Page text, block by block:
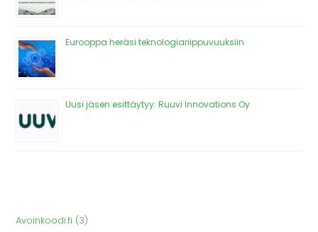
Eurooppa heräsi teknologiariippuvuuksiin
Uusi jäsen esittäytyy: Ruuvi Innovations Oy
Avoinkoodi.fi (3)